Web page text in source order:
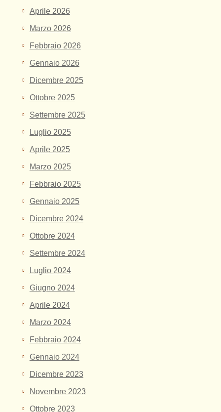
Aprile 2026
Marzo 2026
Febbraio 2026
Gennaio 2026
Dicembre 2025
Ottobre 2025
Settembre 2025
Luglio 2025
Aprile 2025
Marzo 2025
Febbraio 2025
Gennaio 2025
Dicembre 2024
Ottobre 2024
Settembre 2024
Luglio 2024
Giugno 2024
Aprile 2024
Marzo 2024
Febbraio 2024
Gennaio 2024
Dicembre 2023
Novembre 2023
Ottobre 2023